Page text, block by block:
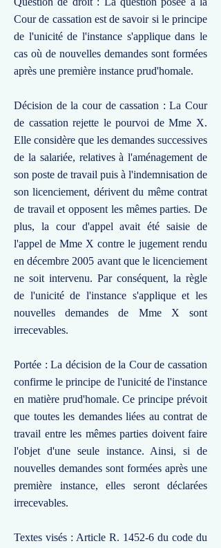
Cour de cassation est de savoir si le principe
de l'unicité de l'instance s'applique dans le
cas où de nouvelles demandes sont formées
après une première instance prud'homale.
Décision de la cour de cassation : La Cour
de cassation rejette le pourvoi de Mme X.
Elle considère que les demandes successives
de la salariée, relatives à l'aménagement de
son poste de travail puis à l'indemnisation de
son licenciement, dérivent du même contrat
de travail et opposent les mêmes parties. De
plus, la cour d'appel avait été saisie de
l'appel de Mme X contre le jugement rendu
en décembre 2005 avant que le licenciement
ne soit intervenu. Par conséquent, la règle
de l'unicité de l'instance s'applique et les
nouvelles demandes de Mme X sont
irrecevables.
Portée : La décision de la Cour de cassation
confirme le principe de l'unicité de l'instance
en matière prud'homale. Ce principe prévoit
que toutes les demandes liées au contrat de
travail entre les mêmes parties doivent faire
l'objet d'une seule instance. Ainsi, si de
nouvelles demandes sont formées après une
première instance, elles seront déclarées
irrecevables.
Textes visés : Article R. 1452-6 du code du